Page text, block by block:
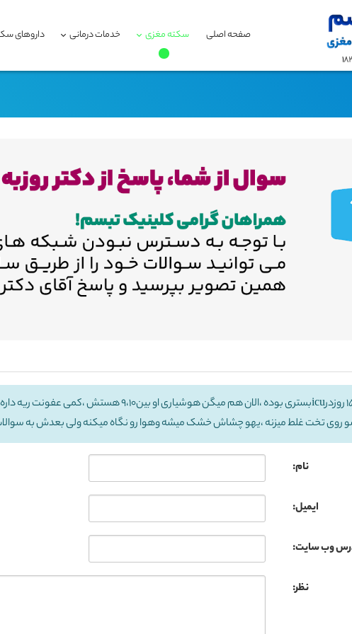
صفحه اصلی سکته مغزی خدمات درمانی داروهای
روی تخت غلط میزنه ،یهو چشاش خشک میشه وهوا رو نگاه میکنه ولی بعدش به
نام:
ایمیل:
وب سایت:
نظر: